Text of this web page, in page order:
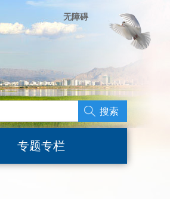
无障碍
搜索
专题专栏